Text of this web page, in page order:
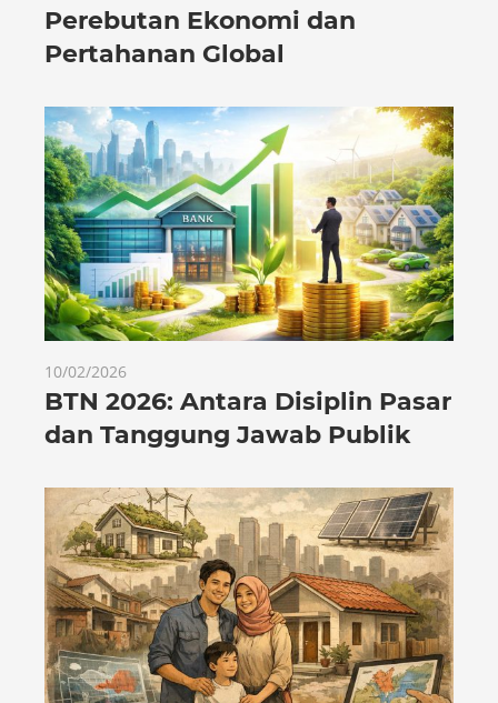
Perebutan Ekonomi dan
Pertahanan Global
10/02/2026
BTN 2026: Antara Disiplin Pasar
dan Tanggung Jawab Publik